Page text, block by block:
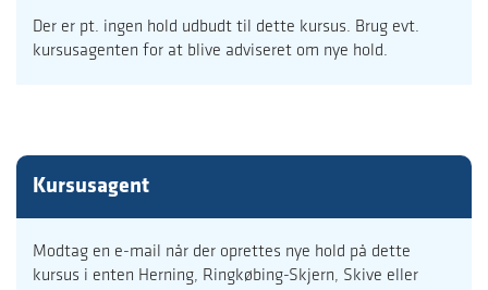
Der er pt. ingen hold udbudt til dette kursus. Brug evt.
kursusagenten for at blive adviseret om nye hold.
Kursusagent
Modtag en e-mail når der oprettes nye hold på dette
kursus i enten Herning, Ringkøbing-Skjern, Skive eller